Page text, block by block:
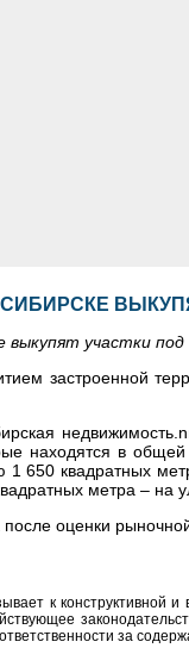
выкупят участки
застроенной
находятся в
650 квадратных
метра – на
оценки
к конструктивной
за